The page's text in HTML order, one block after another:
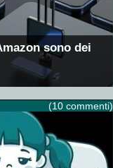
sono dei
(10 commenti)